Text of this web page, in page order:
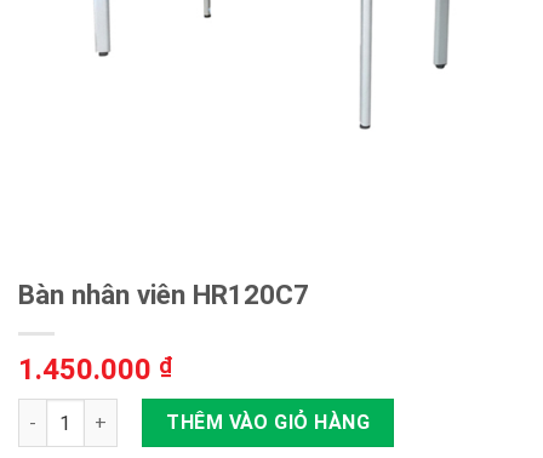
Bàn nhân viên HR120C7
1.450.000 ₫
Bàn nhân viên HR120C7 số lượng
THÊM VÀO GIỎ HÀNG